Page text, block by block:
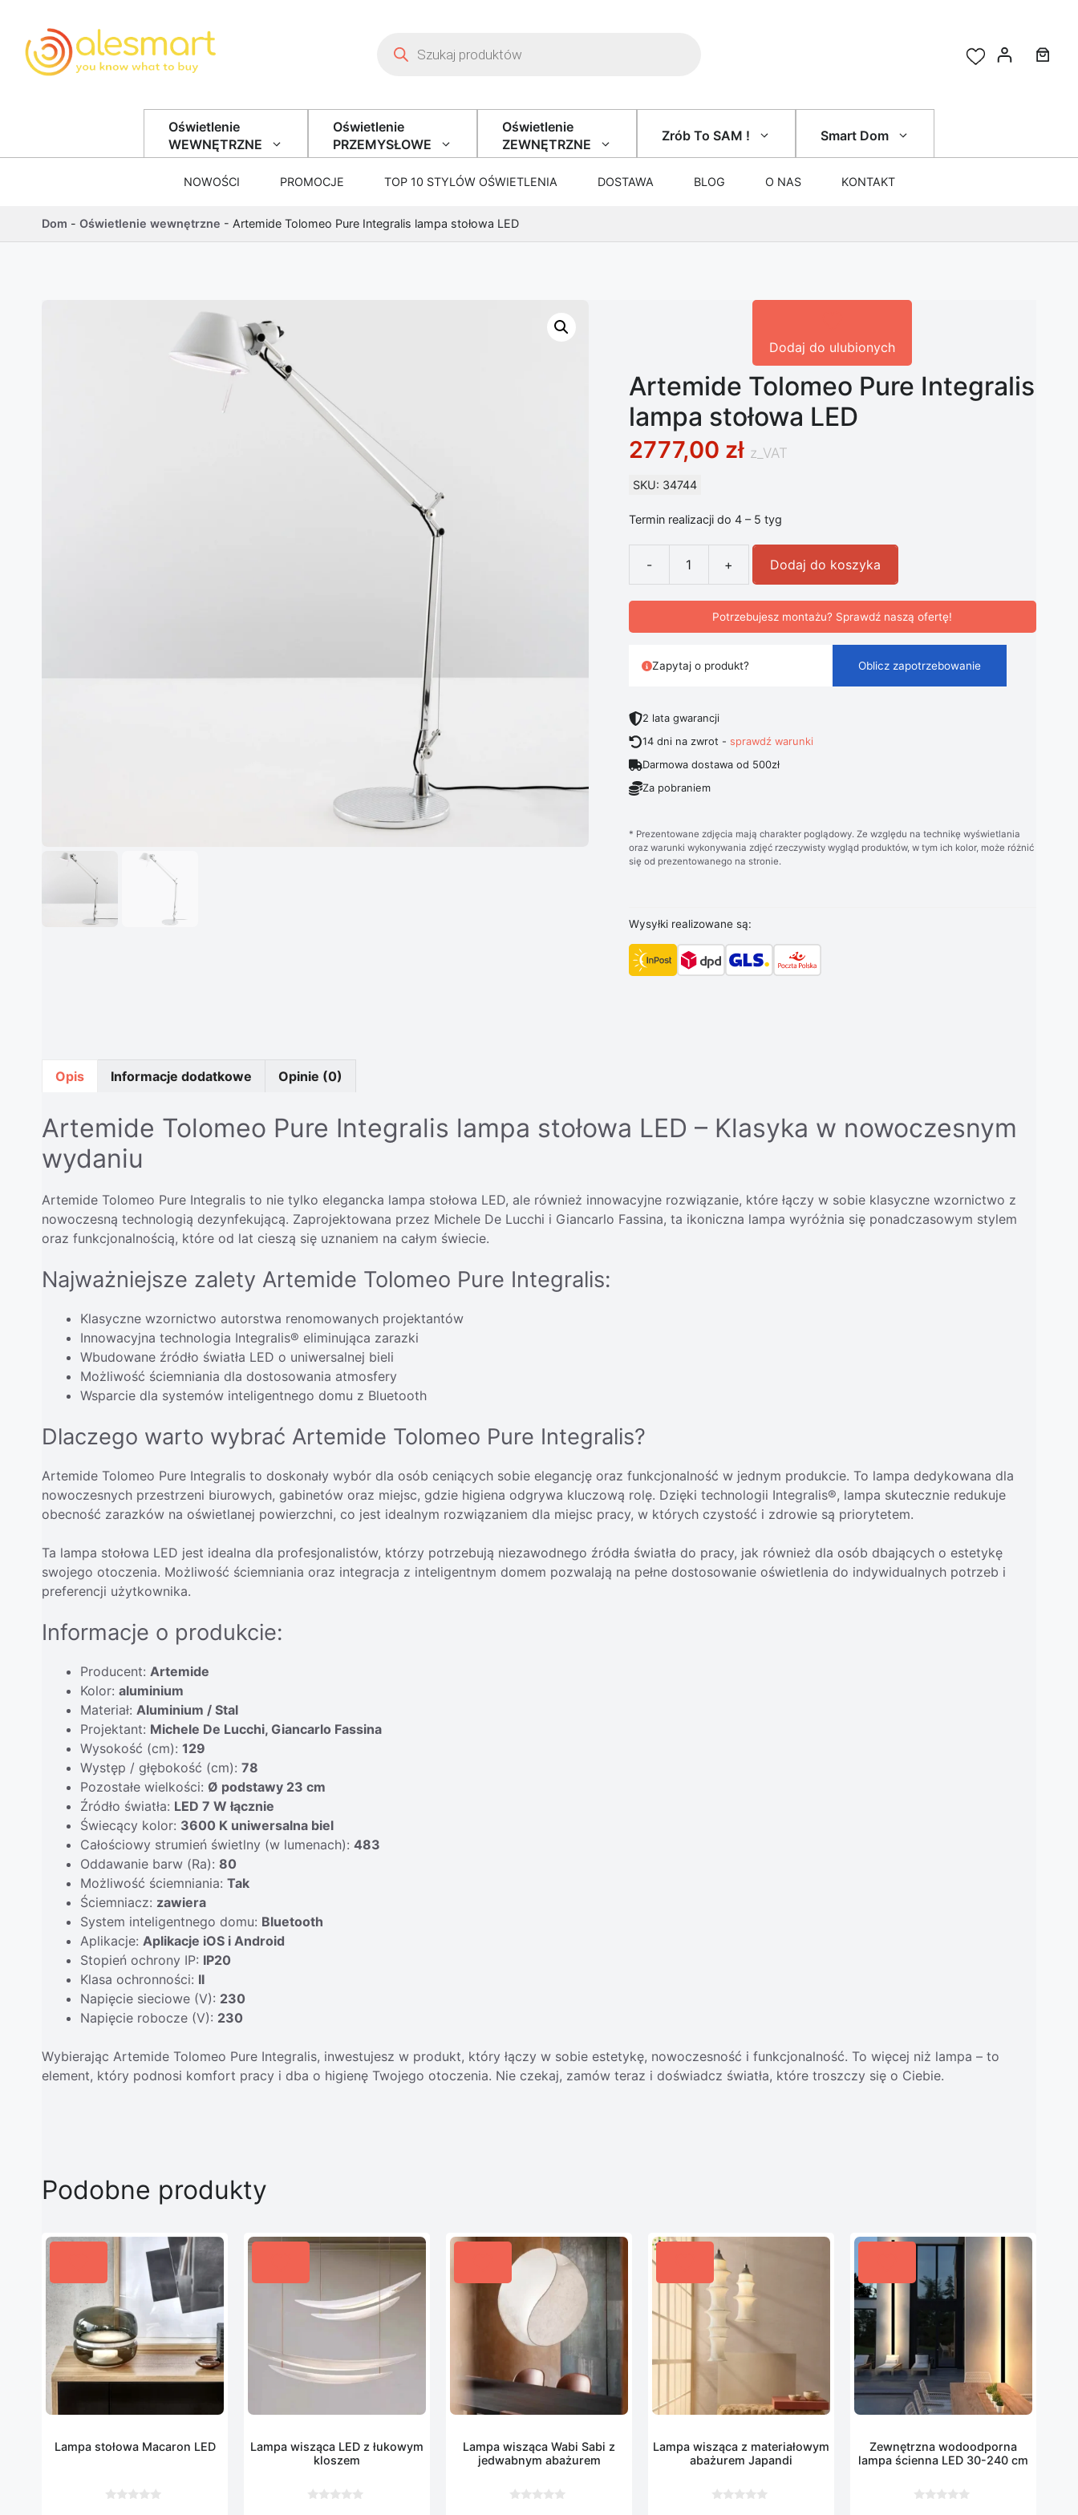
Oświetlenie
WEWNĘTRZNE
Oświetlenie
PRZEMYSŁOWE
Oświetlenie
ZEWNĘTRZNE
Zrób To SAM ! Smart Dom
NOWOŚCI PROMOCJE TOP 10 STYLÓW OŚWIETLENIA DOSTAWA BLOG O NAS KONTAKT
Dom - Oświetlenie wewnętrzne - Artemide Tolomeo Pure Integralis lampa stołowa LED
Dodaj do ulubionych
Artemide Tolomeo Pure Integralis
lampa stołowa LED
2777,00 zł z_VAT
SKU: 34744
Termin realizacji do 4 – 5 tyg
-
ilość Artemide Tolomeo Pure Integralis lampa stołowa LED
+ Dodaj do koszyka
Potrzebujesz montażu? Sprawdź naszą ofertę!
Zapytaj o produkt? Oblicz zapotrzebowanie
2 lata gwarancji
14 dni na zwrot -sprawdź warunki
Darmowa dostawa od 500zł
Za pobraniem
* Prezentowane zdjęcia mają charakter poglądowy. Ze względu na technikę wyświetlania
oraz warunki wykonywania zdjęć rzeczywisty wygląd produktów, w tym ich kolor, może różnić
się od prezentowanego na stronie.
Wysyłki realizowane są:
Opis Informacje dodatkowe Opinie (0)
Artemide Tolomeo Pure Integralis lampa stołowa LED – Klasyka w nowoczesnym
wydaniu
Artemide Tolomeo Pure Integralis to nie tylko elegancka lampa stołowa LED, ale również innowacyjne rozwiązanie, które łączy w sobie klasyczne wzornictwo z
nowoczesną technologią dezynfekującą. Zaprojektowana przez Michele De Lucchi i Giancarlo Fassina, ta ikoniczna lampa wyróżnia się ponadczasowym stylem
oraz funkcjonalnością, które od lat cieszą się uznaniem na całym świecie.
Najważniejsze zalety Artemide Tolomeo Pure Integralis:
Klasyczne wzornictwo autorstwa renomowanych projektantów
Innowacyjna technologia Integralis® eliminująca zarazki
Wbudowane źródło światła LED o uniwersalnej bieli
Możliwość ściemniania dla dostosowania atmosfery
Wsparcie dla systemów inteligentnego domu z Bluetooth
Dlaczego warto wybrać Artemide Tolomeo Pure Integralis?
Artemide Tolomeo Pure Integralis to doskonały wybór dla osób ceniących sobie elegancję oraz funkcjonalność w jednym produkcie. To lampa dedykowana dla
nowoczesnych przestrzeni biurowych, gabinetów oraz miejsc, gdzie higiena odgrywa kluczową rolę. Dzięki technologii Integralis®, lampa skutecznie redukuje
obecność zarazków na oświetlanej powierzchni, co jest idealnym rozwiązaniem dla miejsc pracy, w których czystość i zdrowie są priorytetem.
Ta lampa stołowa LED jest idealna dla profesjonalistów, którzy potrzebują niezawodnego źródła światła do pracy, jak również dla osób dbających o estetykę
swojego otoczenia. Możliwość ściemniania oraz integracja z inteligentnym domem pozwalają na pełne dostosowanie oświetlenia do indywidualnych potrzeb i
preferencji użytkownika.
Informacje o produkcie:
Producent: Artemide
Kolor: aluminium
Materiał: Aluminium / Stal
Projektant: Michele De Lucchi, Giancarlo Fassina
Wysokość (cm): 129
Występ / głębokość (cm): 78
Pozostałe wielkości: Ø podstawy 23 cm
Źródło światła: LED 7 W łącznie
Świecący kolor: 3600 K uniwersalna biel
Całościowy strumień świetlny (w lumenach): 483
Oddawanie barw (Ra): 80
Możliwość ściemniania: Tak
Ściemniacz: zawiera
System inteligentnego domu: Bluetooth
Aplikacje: Aplikacje iOS i Android
Stopień ochrony IP: IP20
Klasa ochronności: II
Napięcie sieciowe (V): 230
Napięcie robocze (V): 230
Wybierając Artemide Tolomeo Pure Integralis, inwestujesz w produkt, który łączy w sobie estetykę, nowoczesność i funkcjonalność. To więcej niż lampa – to
element, który podnosi komfort pracy i dba o higienę Twojego otoczenia. Nie czekaj, zamów teraz i doświadcz światła, które troszczy się o Ciebie.
Podobne produkty
Lampa stołowa Macaron LED
Lampa wisząca LED z łukowym
kloszem
Lampa wisząca Wabi Sabi z
jedwabnym abażurem
Lampa wisząca z materiałowym
abażurem Japandi
Zewnętrzna wodoodporna
lampa ścienna LED 30-240 cm